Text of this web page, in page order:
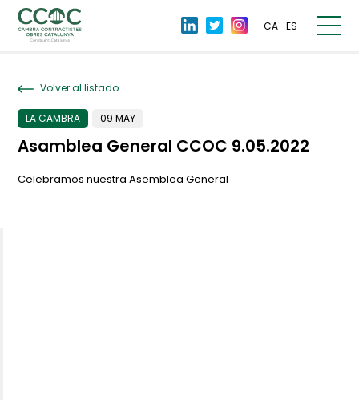
CA ES
Volver al listado
LA CAMBRA 09 MAY
Asamblea General CCOC 9.05.2022
Celebramos nuestra Asemblea General